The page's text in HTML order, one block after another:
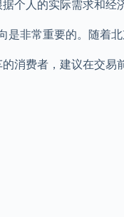
个人的实际需求和经
非常重要的。随着
消费者，建议在交